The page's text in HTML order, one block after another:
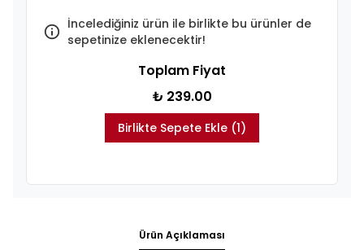
İncelediğiniz ürün ile birlikte bu ürünler de
sepetinize eklenecektir!
Toplam Fiyat
₺ 239.00
Birlikte Sepete Ekle (1)
Ürün Açıklaması